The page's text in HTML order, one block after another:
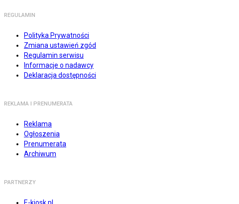
REGULAMIN
Polityka Prywatności
Zmiana ustawień zgód
Regulamin serwisu
Informacje o nadawcy
Deklaracja dostępności
REKLAMA I PRENUMERATA
Reklama
Ogłoszenia
Prenumerata
Archiwum
PARTNERZY